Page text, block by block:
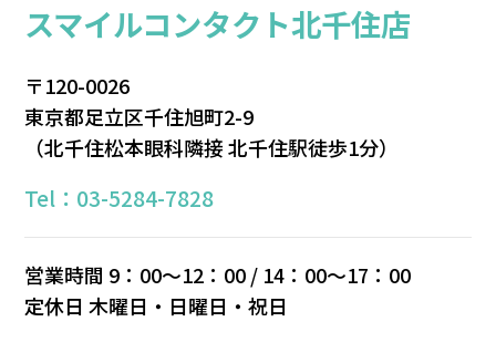
スマイルコンタクト北千住店
〒120-0026
東京都足立区千住旭町2-9
（北千住松本眼科隣接 北千住駅徒歩1分）
Tel：03-5284-7828
営業時間 9：00～12：00 / 14：00～17：00
定休⽇ 木曜日・⽇曜⽇・祝⽇